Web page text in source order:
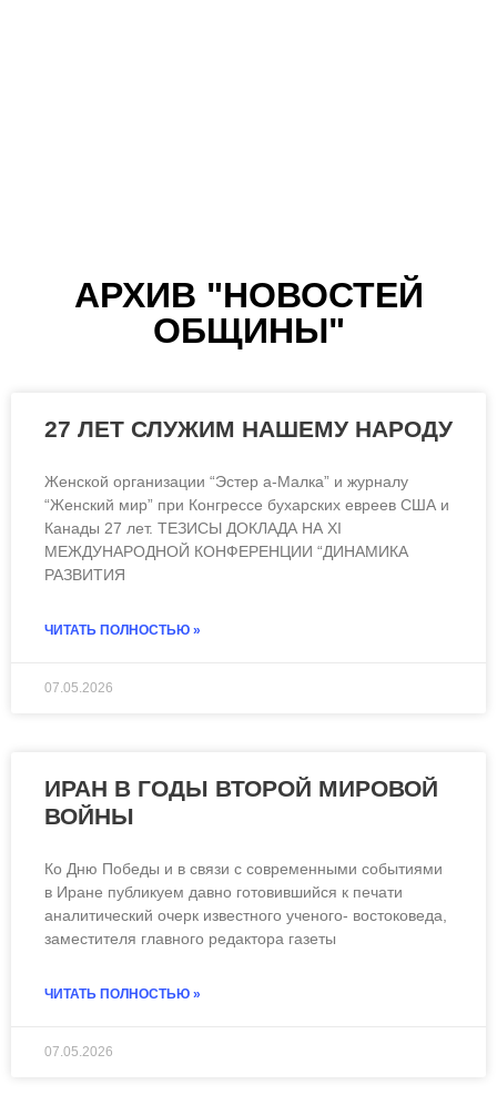
НАРОД
АРХИВ "НОВОСТЕЙ
ОБЩИНЫ"
27 ЛЕТ СЛУЖИМ НАШЕМУ НАРОДУ
Женской организации “Эстер а-Малка” и журналу
“Женский мир” при Конгрессе бухарских евреев США и
Канады 27 лет. ТЕЗИСЫ ДОКЛАДА НА XI
МЕЖДУНАРОДНОЙ КОНФЕРЕНЦИИ “ДИНАМИКА
РАЗВИТИЯ
ЧИТАТЬ ПОЛНОСТЬЮ »
07.05.2026
ИРАН В ГОДЫ ВТОРОЙ МИРОВОЙ
ВОЙНЫ
Ко Дню Победы и в связи с современными событиями
в Иране публикуем давно готовившийся к печати
аналитический очерк известного ученого- востоковеда,
заместителя главного редактора газеты
ЧИТАТЬ ПОЛНОСТЬЮ »
07.05.2026